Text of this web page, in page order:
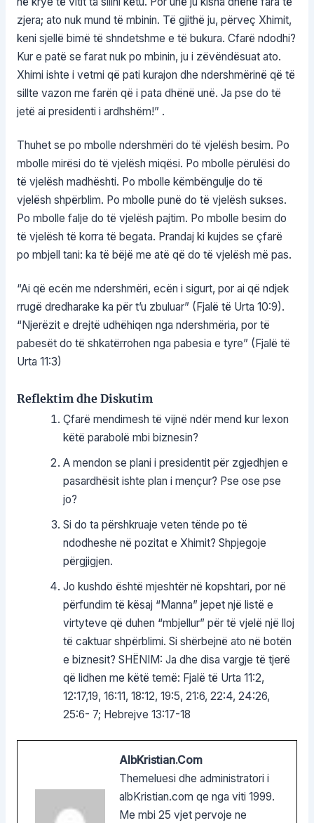
zjera; ato nuk mund të mbinin. Të gjithë ju, përveç Xhimit,
keni sjellë bimë të shndetshme e të bukura. Cfarë ndodhi?
Kur e patë se farat nuk po mbinin, ju i zëvëndësuat ato.
Xhimi ishte i vetmi që pati kurajon dhe ndershmërinë që të
sillte vazon me farën që i pata dhënë unë. Ja pse do të
jetë ai presidenti i ardhshëm!” .
Thuhet se po mbolle ndershmëri do të vjelësh besim. Po
mbolle mirësi do të vjelësh miqësi. Po mbolle përulësi do
të vjelësh madhështi. Po mbolle këmbëngulje do të
vjelësh shpërblim. Po mbolle punë do të vjelësh sukses.
Po mbolle falje do të vjelësh pajtim. Po mbolle besim do
të vjelësh të korra të begata. Prandaj ki kujdes se çfarë
po mbjell tani: ka të bëjë me atë që do të vjelësh më pas.
“Ai që ecën me ndershmëri, ecën i sigurt, por ai që ndjek
rrugë dredharake ka për t’u zbuluar” (Fjalë të Urta 10:9).
“Njerëzit e drejtë udhëhiqen nga ndershmëria, por të
pabesët do të shkatërrohen nga pabesia e tyre” (Fjalë të
Urta 11:3)
Reflektim dhe Diskutim
Çfarë mendimesh të vijnë ndër mend kur lexon
këtë parabolë mbi biznesin?
A mendon se plani i presidentit për zgjedhjen e
pasardhësit ishte plan i mençur? Pse ose pse
jo?
Si do ta përshkruaje veten tënde po të
ndodheshe në pozitat e Xhimit? Shpjegoje
përgjigjen.
Jo kushdo është mjeshtër në kopshtari, por në
përfundim të kësaj “Manna” jepet një listë e
virtyteve që duhen “mbjellur” për të vjelë një lloj
të caktuar shpërblimi. Si shërbejnë ato në botën
e biznesit? SHËNIM: Ja dhe disa vargje të tjerë
që lidhen me këtë temë: Fjalë të Urta 11:2,
12:17,19, 16:11, 18:12, 19:5, 21:6, 22:4, 24:26,
25:6- 7; Hebrejve 13:17-18
AlbKristian.com
Themeluesi dhe administratori i
albKristian.com qe nga viti 1999.
Me mbi 25 vjet pervoje ne